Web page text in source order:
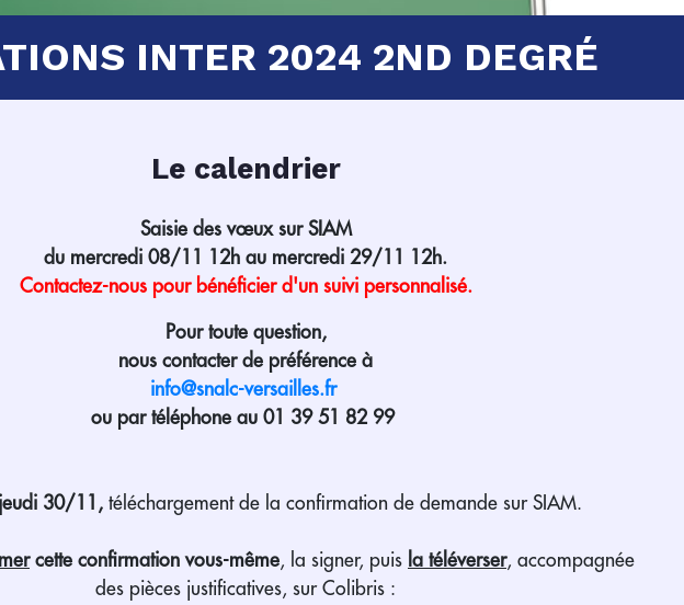
INTER 2024 2ND DEGRÉ
Le calendrier
Saisie des vœux sur SIAM
du mercredi 08/11 12h au mercredi 29/11 12h.
Contactez-nous pour bénéficier d'un suivi personnalisé.
Pour toute question,
nous contacter de préférence à
info@snalc-versailles.fr
ou par téléphone au 01 39 51 82 99
30/11, téléchargement de la confirmation de demande sur SIAM.
cette confirmation vous-même , la signer, puis la téléverser, accompagnée
des pièces justificatives, sur Colibris :